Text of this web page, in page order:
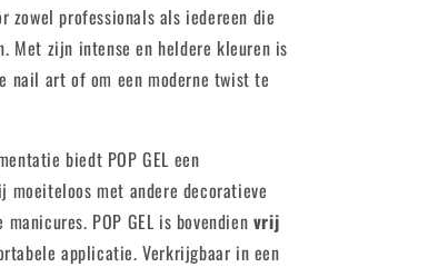
professionals als iedereen die
Met zijn intense en heldere kleuren is
nail art of om een moderne twist te
biedt POP GEL een
met andere decoratieve
POP GEL is bovendien vrij
applicatie. Verkrijgbaar in een